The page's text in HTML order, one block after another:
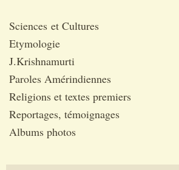
Sciences et Cultures
Etymologie
J.Krishnamurti
Paroles Amérindiennes
Religions et textes premiers
Reportages, témoignages
Albums photos